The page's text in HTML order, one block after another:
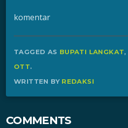
komentar
TAGGED AS BUPATI LANGKAT,
OTT.
WRITTEN BY REDAKSI
COMMENTS